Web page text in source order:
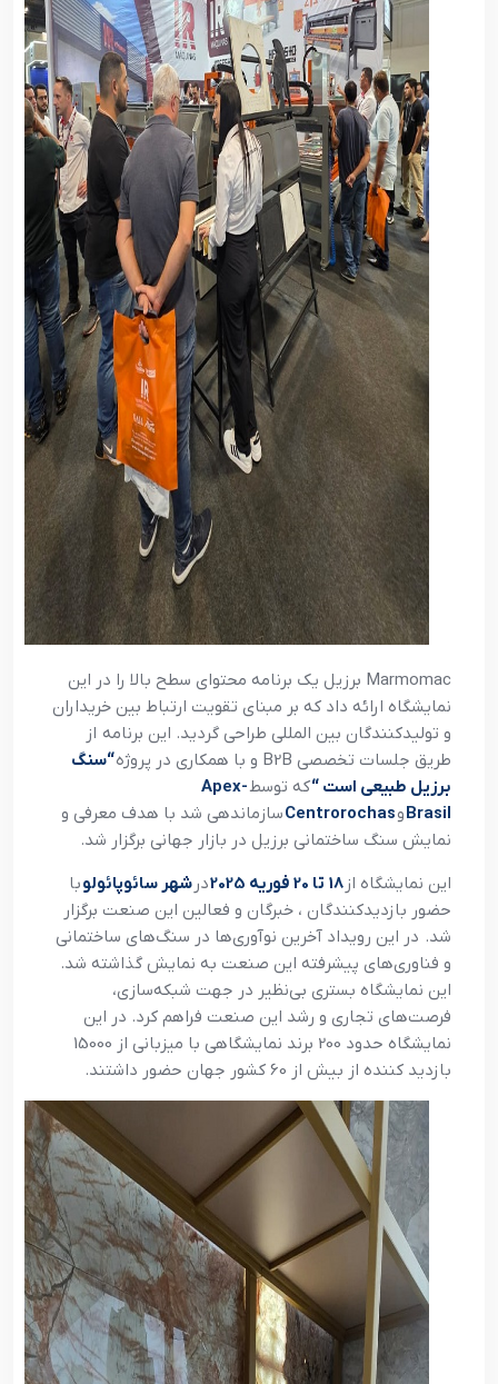
Marmomac برزیل یک برنامه محتوای سطح بالا را در این
نمایشگاه ارائه داد که بر مبنای تقویت ارتباط بین خریداران
و تولیدکنندگان بین المللی طراحی گردید. این برنامه از
طریق جلسات تخصصی B2B و با همکاری در پروژه
“سنگ
برزیل طبیعی است “که توسطApex-
BrasilوCentrorochasسازماندهی شد با هدف معرفی و
نمایش سنگ ساختمانی برزیل در بازار جهانی برگزار شد.
این نمایشگاه از 18 تا 20 فوریه 2025 در شهر سائوپائولوبا
حضور بازدیدکنندگان ، خبرگان و فعالین این صنعت برگزار
شد. در این رویداد آخرین نوآوری‌ها در سنگ‌های ساختمانی
و فناوری‌های پیشرفته این صنعت به نمایش گذاشته شد.
این نمایشگاه بستری بی‌نظیر در جهت شبکه‌سازی،
فرصت‌های تجاری و رشد این صنعت فراهم کرد. در این
نمایشگاه حدود 200 برند نمایشگاهی با میزبانی از 15000
بازدید کننده از بیش از 60 کشور جهان حضور داشتند.